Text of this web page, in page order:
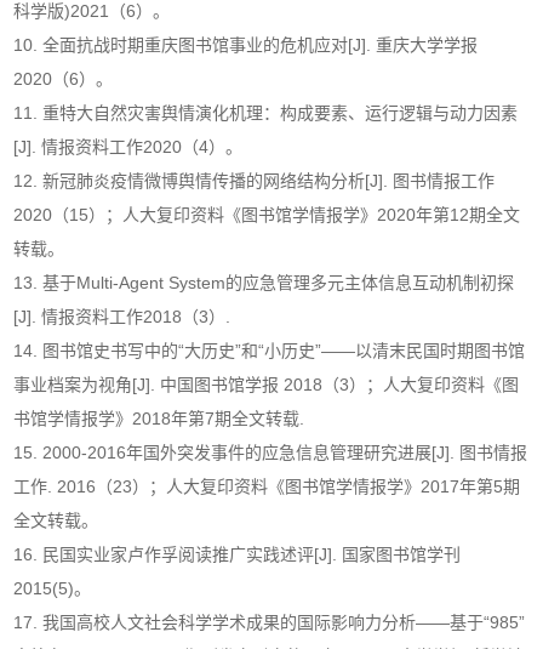
科学版)2021（6）。
10. 全面抗战时期重庆图书馆事业的危机应对[J]. 重庆大学学报
2020（6）。
11. 重特大自然灾害舆情演化机理：构成要素、运行逻辑与动力因素
[J]. 情报资料工作2020（4）。
12. 新冠肺炎疫情微博舆情传播的网络结构分析[J]. 图书情报工作
2020（15）；人大复印资料《图书馆学情报学》2020年第12期全文
转载。
13. 基于Multi-Agent System的应急管理多元主体信息互动机制初探
[J]. 情报资料工作2018（3）.
14. 图书馆史书写中的“大历史”和“小历史”——以清末民国时期图书馆
事业档案为视角[J]. 中国图书馆学报 2018（3）；人大复印资料《图
书馆学情报学》2018年第7期全文转载.
15. 2000-2016年国外突发事件的应急信息管理研究进展[J]. 图书情报
工作. 2016（23）；人大复印资料《图书馆学情报学》2017年第5期
全文转载。
16. 民国实业家卢作孚阅读推广实践述评[J]. 国家图书馆学刊
2015(5)。
17. 我国高校人文社会科学学术成果的国际影响力分析——基于“985”